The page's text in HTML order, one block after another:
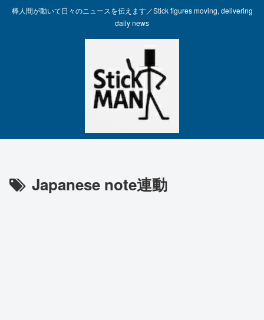
棒人間が動いて日々のニュースを伝えます／Stick figures moving, delivering
daily news
Japanese note連動